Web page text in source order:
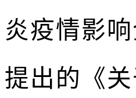
炎疫情影
提出的《